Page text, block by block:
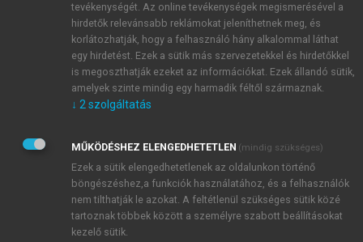
JELSZÓ ÚJRA
Kérek értesítést a MeRSZ újdonságairól, akcióiról.
Kérek értesítést az Akadémiai Kiadó Zrt. újdonságairól,
Adatkezelési tájékoztatóbanfoglaltakat tudomásul
veszem és elfogadom.
Általános vásárlási feltételeket, valamint a szotar.netés a
mersz.huoldalak licencszerződéseiben foglaltakat
tudomásul veszem és elfogadom.
tevékenységét. Az online tevékenységek megismerésével a
hirdetők relevánsabb reklámokat jeleníthetnek meg, és
korlátozhatják, hogy a felhasználó hány alkalommal láthat
egy hirdetést. Ezek a sütik más szervezetekkel és hirdetőkkel
is megoszthatják ezeket az információkat. Ezek állandó sütik,
amelyek szinte mindig egy harmadik féltől származnak.
↓ 2 szolgáltatás
MŰKÖDÉSHEZ ELENGEDHETETLEN (mindig szükséges)
Ezek a sütik elengedhetetlenek az oldalunkon történő
böngészéshez,a funkciók használatához, és a felhasználók
nem tilthatják le azokat. A feltétlenül szükséges sütik közé
tartoznak többek között a személyre szabott beállításokat
kezelő sütik.